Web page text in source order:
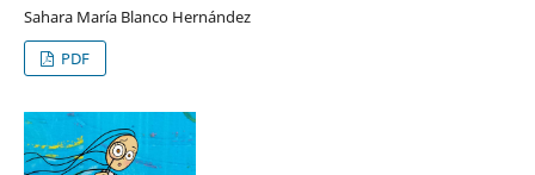
Sahara María Blanco Hernández
PDF